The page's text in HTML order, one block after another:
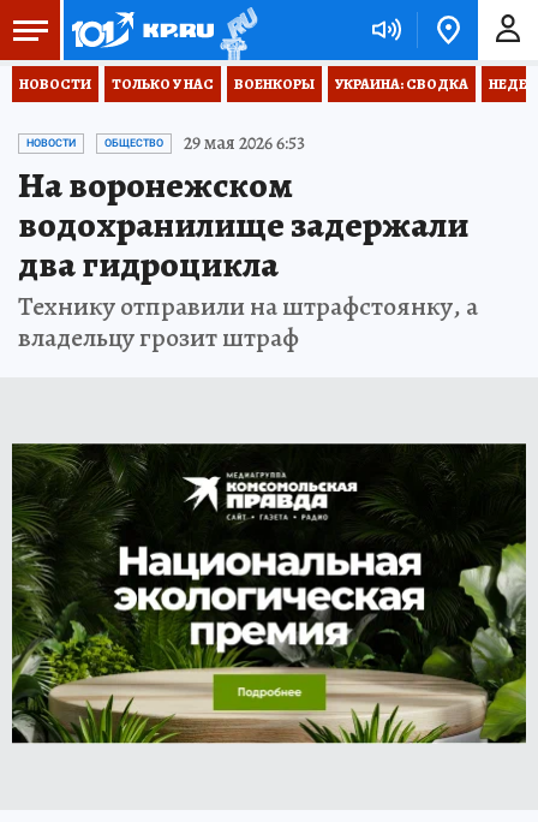
НОВОСТИ ТОЛЬКО У НАС ВОЕНКОРЫ УКРАИНА: СВОДКА
НОВОСТИ ОБЩЕСТВО 29 мая 2026 6:53
На воронежском
водохранилище задержали
два гидроцикла
Технику отправили на штрафстоянку, а
владельцу грозит штраф